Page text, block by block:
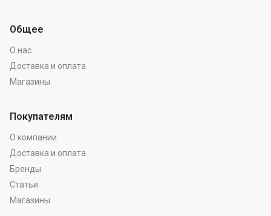
Общее
О нас
Доставка и оплата
Магазины
Покупателям
О компании
Доставка и оплата
Бренды
Статьи
Магазины